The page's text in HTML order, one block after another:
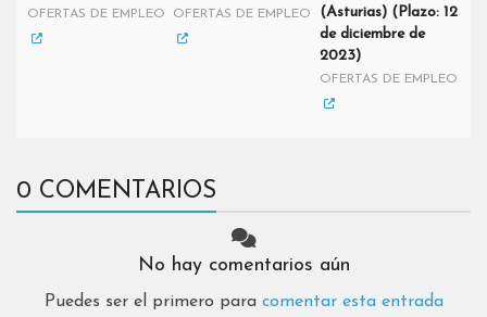
OFERTAS DE EMPLEO OFERTAS DE EMPLEO
(Asturias) (Plazo: 12
de diciembre de
2023)
OFERTAS DE EMPLEO
0 COMENTARIOS
No hay comentarios aún
Puedes ser el primero para comentar esta entrada